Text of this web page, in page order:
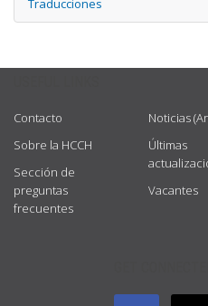
Traducciones
Contacto
Sobre la HCCH
Sección de
preguntas
frecuentes
Noticias
Últimas
Vacantes